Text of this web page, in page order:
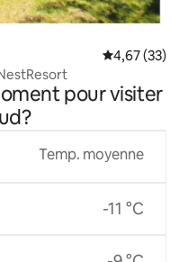
Note
4,67 (33)
pour visiter
Temp. moyenne
-11 °C